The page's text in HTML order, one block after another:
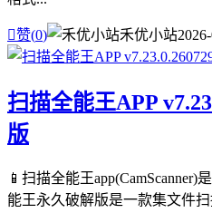
赞(0) 禾优小站
扫描全能王APP
版
📱扫描全能王
能王永久破解版是一款集文件